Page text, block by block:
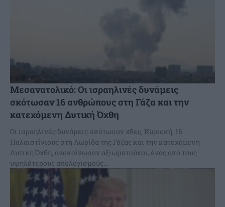
Μεσανατολικό: Οι ισραηλινές δυνάμεις
σκότωσαν 16 ανθρώπους στη Γάζα και την
κατεχόμενη Δυτική Όχθη
Οι ισραηλινές δυνάμεις σκότωσαν χθες, Κυριακή, 16
Παλαιστίνιους στη Λωρίδα της Γάζας και την κατεχόμενη
Δυτική Όχθη, ανακοίνωσαν αξιωματούχοι, ένας από τους
υψηλότερους απολογισμούς...